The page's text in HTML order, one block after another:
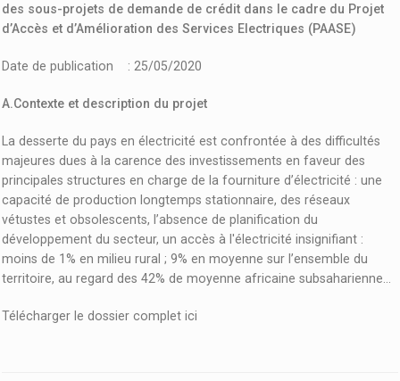
des sous-projets de demande de crédit dans le cadre du Projet
d’Accès et d’Amélioration des Services Electriques (PAASE)
Date de publication : 25/05/2020
A.Contexte et description du projet
La desserte du pays en électricité est confrontée à des difficultés
majeures dues à la carence des investissements en faveur des
principales structures en charge de la fourniture d’électricité : une
capacité de production longtemps stationnaire, des réseaux
vétustes et obsolescents, l’absence de planification du
développement du secteur, un accès à l'électricité insignifiant :
moins de 1% en milieu rural ; 9% en moyenne sur l’ensemble du
territoire, au regard des 42% de moyenne africaine subsaharienne...
Télécharger le dossier complet ici